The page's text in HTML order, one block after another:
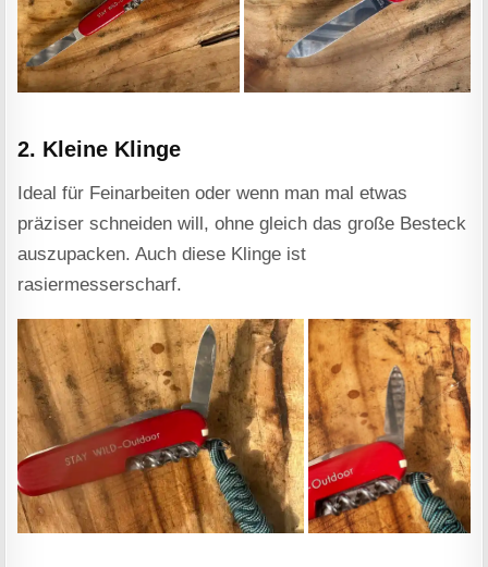
2. Kleine Klinge
Ideal für Feinarbeiten oder wenn man mal etwas
präziser schneiden will, ohne gleich das große Besteck
auszupacken. Auch diese Klinge ist
rasiermesserscharf.